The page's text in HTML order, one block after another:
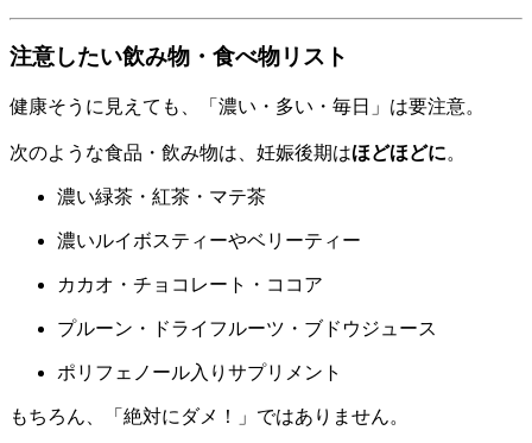
注意したい飲み物・食べ物リスト
健康そうに見えても、「濃い・多い・毎日」は要注意。
次のような食品・飲み物は、妊娠後期はほどほどに。
濃い緑茶・紅茶・マテ茶
濃いルイボスティーやベリーティー
カカオ・チョコレート・ココア
プルーン・ドライフルーツ・ブドウジュース
ポリフェノール入りサプリメント
もちろん、「絶対にダメ！」ではありません。